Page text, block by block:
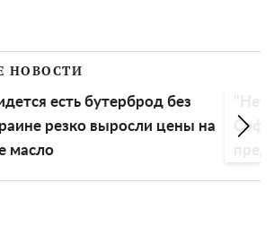
НОВОСТИ
есть бутерброд без
резко выросли цены на
масло